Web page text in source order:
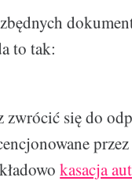
to tak:
zwrócić się do
kasacja